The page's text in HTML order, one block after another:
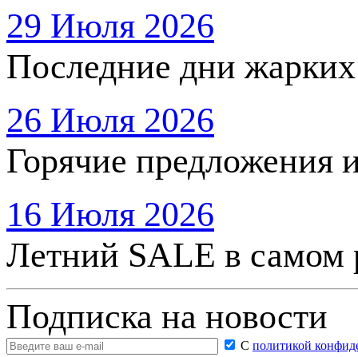
29 Июля 2026
Последние дни
26 Июля 2026
Горячие предложения
16 Июля 2026
Летний SALE в самом
Подписка на новости
С политикой